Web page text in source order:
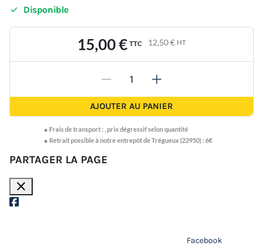
 Disponible
15,00 € TTC 12,50 € HT
- +
AJOUTER AU PANIER
● Frais de transport : prix dégressif selon quantité
● Retrait possible à notre entrepôt de Trégueux (22950) : 6€
PARTAGER LA PAGE
close
Facebook